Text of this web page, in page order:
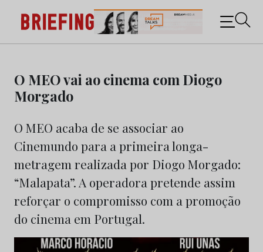
content
Briefing: Todas as notícias sobre os negócios do
Marketing e da Publicidade
O MEO vai ao cinema com Diogo
Morgado
O MEO acaba de se associar ao
Cinemundo para a primeira longa-
metragem realizada por Diogo Morgado:
“Malapata”. A operadora pretende assim
reforçar o compromisso com a promoção
do cinema em Portugal.